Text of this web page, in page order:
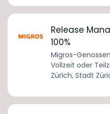
Release
100%
Migros-
Vollzeit oder
Zürich, Stadt